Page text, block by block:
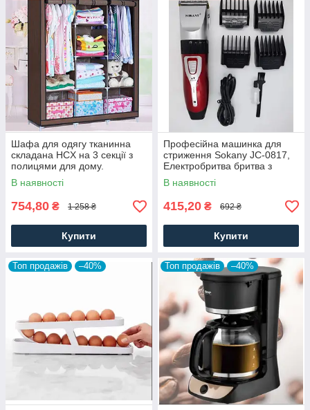
Шафа для одягу тканинна
складана HCX на 3 секції з
полицями для дому.
В наявності
754,80 ₴ 1 258 ₴
Купити
Професійна машинка для
стриження Sokany JC-0817,
Електробритва бритва з
насадками
В наявності
415,20 ₴ 692 ₴
Купити
Топ продажів –40% Топ продажів –40%